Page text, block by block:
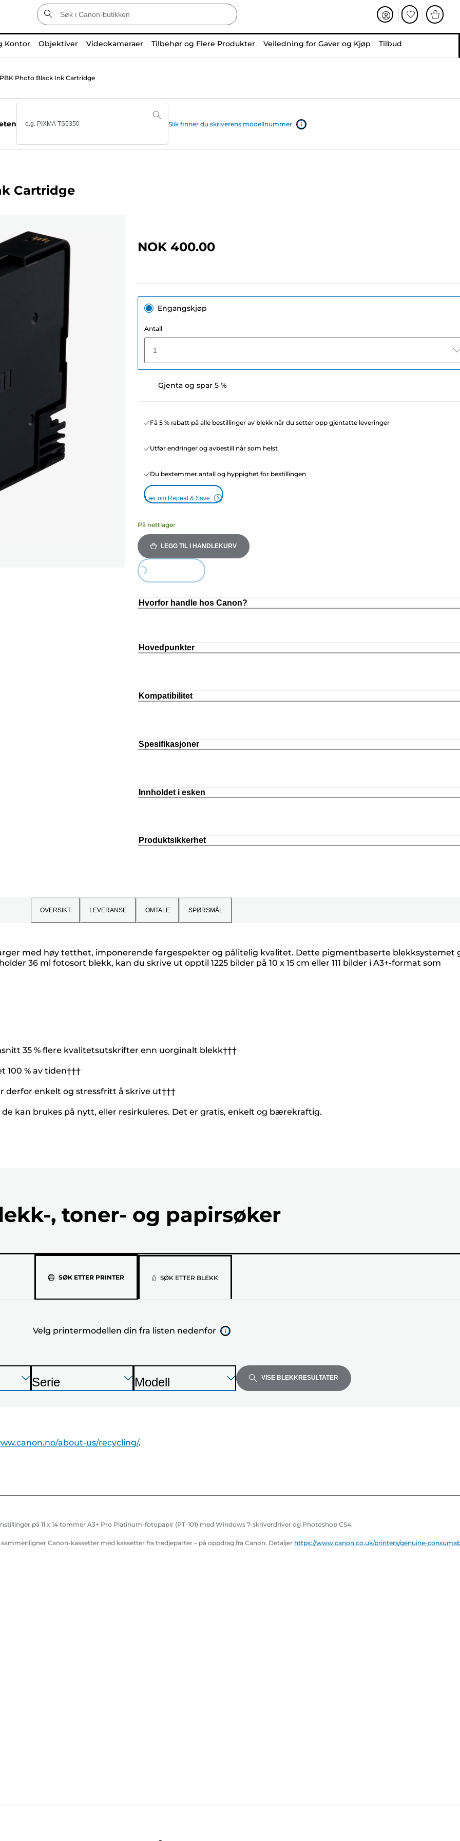
Kontor Objektiver Videokameraer Tilbehør og Flere Produkter Veiledning for Gaver og Kjøp Tilbud
Photo Black Ink Cartridge
Slik finner du skriverens modellnummer
Cartridge
NOK 400.00
Engangskjøp
Antall
1
Gjenta og spar 5 %
Få 5 % rabatt på alle bestillinger av blekk når du setter opp gjentatte leveringer
Utfør endringer og avbestill når som helst
Du bestemmer antall og hyppighet for bestillingen
Lær om Repeat & Save
På nettlager
LEGG TIL I HANDLEKURV
Loading...
Hvorfor handle hos Canon?
Hovedpunkter
Kompatibilitet
Spesifikasjoner
Innholdet i esken
Produktsikkerhet
OVERSIKT LEVERANSE OMTALE SPØRSMÅL
med høy tetthet, imponerende fargespekter og pålitelig kvalitet. Dette pigmentbaserte blekksystemet
36 ml fotosort blekk, kan du skrive ut opptil 1225 bilder på 10 x 15 cm eller 111 bilder i A3+-format som
35 % flere kvalitetsutskrifter enn uorginalt blekk†††
% av tiden†††
derfor enkelt og stressfritt å skrive ut†††
kan brukes på nytt, eller resirkuleres. Det er gratis, enkelt og bærekraftig.
, toner- og papirsøker
SØK ETTER PRINTER
Velg
printermodellen
listen
nedenfor
SØK ETTER BLEKK
Velg printermodellen din fra listen nedenfor
Trykk
Enter
Trykk
Enter
S
i
Serie
Trykk
Enter
S
i
Modell VISE BLEKKRESULTATER
about-us/recycling/.
på 11 x 14 tommer A3+ Pro Platinum-fotopapir (PT-101) med Windows 7-skriverdriver og Photoshop CS4.
Canon-kassetter med kassetter fra tredjeparter – på oppdrag fra Canon. Detaljer https://www.canon.co.uk/printers/genuine-